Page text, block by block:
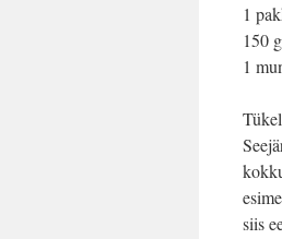
1
150
1
siis